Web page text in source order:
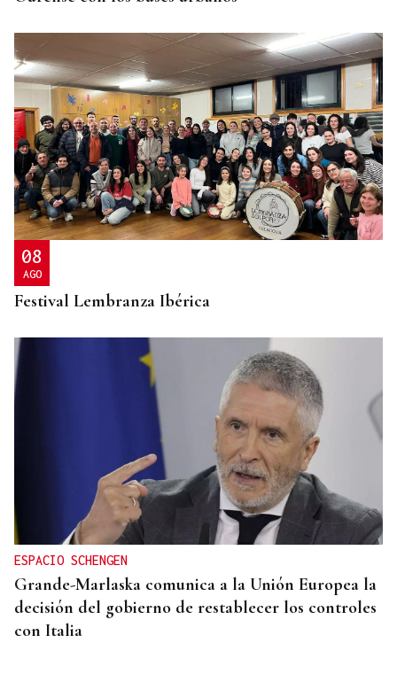
08
AGO
Festival Lembranza Ibérica
ESPACIO SCHENGEN
Grande-Marlaska comunica a la Unión Europea la
decisión del gobierno de restablecer los controles
con Italia